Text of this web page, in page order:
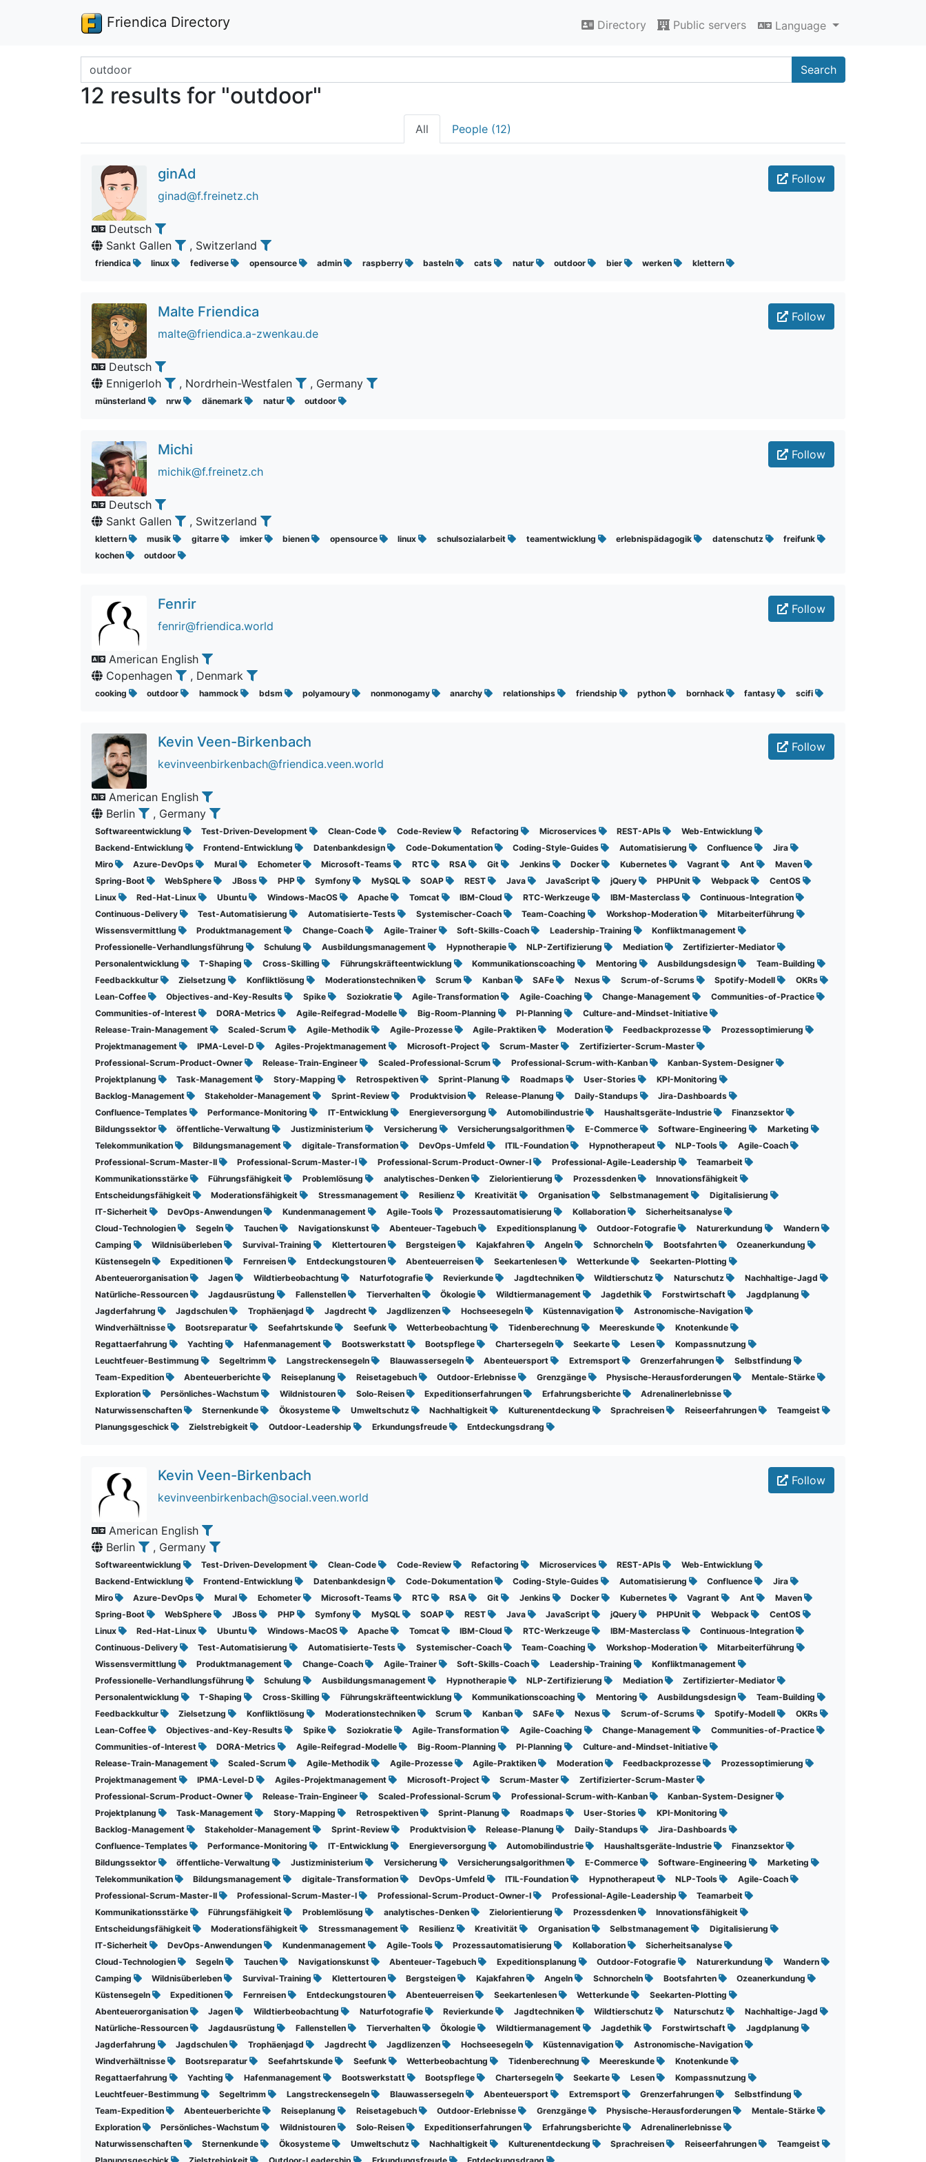
Friendica Directory Directory Public servers Language
Search terms Search
12 results for "outdoor"
All People (12)
Follow
ginAd
ginad@f.freinetz.ch
Deutsch
Sankt Gallen
, Switzerland
friendica linux fediverse opensource admin raspberry basteln cats natur outdoor bier werken klettern
Follow
Malte Friendica
malte@friendica.a-zwenkau.de
Deutsch
Ennigerloh
, Nordrhein-Westfalen , Germany
münsterland nrw dänemark natur outdoor
Follow
Michi
michik@f.freinetz.ch
Deutsch
Sankt Gallen
, Switzerland
klettern musik gitarre imker bienen opensource linux schulsozialarbeit teamentwicklung erlebnispädagogik datenschutz
freifunk
kochen
outdoor
Follow
Fenrir
fenrir@friendica.world
American English
Copenhagen
, Denmark
cooking outdoor hammock bdsm polyamoury nonmonogamy anarchy relationships friendship python bornhack fantasy scifi
Follow
Kevin Veen-Birkenbach
kevinveenbirkenbach@friendica.veen.world
American English
Berlin
, Germany
Softwareentwicklung Test-Driven-Development Clean-Code Code-Review Refactoring Microservices REST-APIs
Web-Entwicklung
Backend-Entwicklung
Frontend-Entwicklung Datenbankdesign Code-Dokumentation Coding-Style-Guides Automatisierung Confluence
Jira
Miro
Azure-DevOps Mural Echometer Microsoft-Teams RTC RSA Git Jenkins Docker Kubernetes Vagrant Ant
Maven
Spring-Boot
WebSphere JBoss PHP Symfony MySQL SOAP REST Java JavaScript jQuery PHPUnit Webpack
CentOS
Linux
Red-Hat-Linux Ubuntu Windows-MacOS Apache Tomcat IBM-Cloud RTC-Werkzeuge IBM-Masterclass
Continuous-Integration
Continuous-Delivery
Test-Automatisierung Automatisierte-Tests Systemischer-Coach Team-Coaching Workshop-Moderation
Mitarbeiterführung
Wissensvermittlung
Produktmanagement Change-Coach Agile-Trainer Soft-Skills-Coach Leadership-Training
Konfliktmanagement
Professionelle-Verhandlungsführung
Schulung Ausbildungsmanagement Hypnotherapie NLP-Zertifizierung Mediation
Zertifizierter-Mediator
Personalentwicklung
T-Shaping Cross-Skilling Führungskräfteentwicklung Kommunikationscoaching Mentoring Ausbildungsdesign
Team-Building
Feedbackkultur
Zielsetzung Konfliktlösung Moderationstechniken Scrum Kanban SAFe Nexus Scrum-of-Scrums Spotify-Modell
OKRs
Lean-Coffee
Objectives-and-Key-Results Spike Soziokratie Agile-Transformation Agile-Coaching Change-Management
Communities-of-Practice
Communities-of-Interest
DORA-Metrics Agile-Reifegrad-Modelle Big-Room-Planning PI-Planning
Culture-and-Mindset-Initiative
Release-Train-Management
Scaled-Scrum Agile-Methodik Agile-Prozesse Agile-Praktiken Moderation Feedbackprozesse
Prozessoptimierung
Projektmanagement
IPMA-Level-D Agiles-Projektmanagement Microsoft-Project Scrum-Master
Zertifizierter-Scrum-Master
Professional-Scrum-Product-Owner
Release-Train-Engineer Scaled-Professional-Scrum Professional-Scrum-with-Kanban
Kanban-System-Designer
Projektplanung
Task-Management Story-Mapping Retrospektiven Sprint-Planung Roadmaps User-Stories
KPI-Monitoring
Backlog-Management
Stakeholder-Management Sprint-Review Produktvision Release-Planung Daily-Standups
Jira-Dashboards
Confluence-Templates
Performance-Monitoring IT-Entwicklung Energieversorgung Automobilindustrie Haushaltsgeräte-Industrie
Finanzsektor
Bildungssektor
öffentliche-Verwaltung Justizministerium Versicherung Versicherungsalgorithmen E-Commerce Software-Engineering
Marketing
Telekommunikation
Bildungsmanagement digitale-Transformation DevOps-Umfeld ITIL-Foundation Hypnotherapeut NLP-Tools
Agile-Coach
Professional-Scrum-Master-II
Professional-Scrum-Master-I Professional-Scrum-Product-Owner-I Professional-Agile-Leadership
Teamarbeit
Kommunikationsstärke
Führungsfähigkeit Problemlösung analytisches-Denken Zielorientierung Prozessdenken
Innovationsfähigkeit
Entscheidungsfähigkeit
Moderationsfähigkeit Stressmanagement Resilienz Kreativität Organisation Selbstmanagement
Digitalisierung
IT-Sicherheit
DevOps-Anwendungen Kundenmanagement Agile-Tools Prozessautomatisierung Kollaboration
Sicherheitsanalyse
Cloud-Technologien
Segeln Tauchen Navigationskunst Abenteuer-Tagebuch Expeditionsplanung Outdoor-Fotografie Naturerkundung
Wandern
Camping
Wildnisüberleben Survival-Training Klettertouren Bergsteigen Kajakfahren Angeln Schnorcheln Bootsfahrten
Ozeanerkundung
Küstensegeln
Expeditionen Fernreisen Entdeckungstouren Abenteuerreisen Seekartenlesen Wetterkunde
Seekarten-Plotting
Abenteuerorganisation
Jagen Wildtierbeobachtung Naturfotografie Revierkunde Jagdtechniken Wildtierschutz Naturschutz
Nachhaltige-Jagd
Natürliche-Ressourcen
Jagdausrüstung Fallenstellen Tierverhalten Ökologie Wildtiermanagement Jagdethik Forstwirtschaft
Jagdplanung
Jagderfahrung
Jagdschulen Trophäenjagd Jagdrecht Jagdlizenzen Hochseesegeln Küstennavigation
Astronomische-Navigation
Windverhältnisse
Bootsreparatur Seefahrtskunde Seefunk Wetterbeobachtung Tidenberechnung Meereskunde
Knotenkunde
Regattaerfahrung
Yachting Hafenmanagement Bootswerkstatt Bootspflege Chartersegeln Seekarte Lesen
Kompassnutzung
Leuchtfeuer-Bestimmung
Segeltrimm Langstreckensegeln Blauwassersegeln Abenteuersport Extremsport Grenzerfahrungen
Selbstfindung
Team-Expedition
Abenteuerberichte Reiseplanung Reisetagebuch Outdoor-Erlebnisse Grenzgänge Physische-Herausforderungen
Mentale-Stärke
Exploration
Persönliches-Wachstum Wildnistouren Solo-Reisen Expeditionserfahrungen Erfahrungsberichte
Adrenalinerlebnisse
Naturwissenschaften
Sternenkunde Ökosysteme Umweltschutz Nachhaltigkeit Kulturenentdeckung Sprachreisen Reiseerfahrungen
Teamgeist
Planungsgeschick
Zielstrebigkeit Outdoor-Leadership Erkundungsfreude Entdeckungsdrang
Follow
Kevin Veen-Birkenbach
kevinveenbirkenbach@social.veen.world
American English
Berlin
, Germany
Softwareentwicklung Test-Driven-Development Clean-Code Code-Review Refactoring Microservices REST-APIs
Web-Entwicklung
Backend-Entwicklung
Frontend-Entwicklung Datenbankdesign Code-Dokumentation Coding-Style-Guides Automatisierung Confluence
Jira
Miro
Azure-DevOps Mural Echometer Microsoft-Teams RTC RSA Git Jenkins Docker Kubernetes Vagrant Ant
Maven
Spring-Boot
WebSphere JBoss PHP Symfony MySQL SOAP REST Java JavaScript jQuery PHPUnit Webpack
CentOS
Linux
Red-Hat-Linux Ubuntu Windows-MacOS Apache Tomcat IBM-Cloud RTC-Werkzeuge IBM-Masterclass
Continuous-Integration
Continuous-Delivery
Test-Automatisierung Automatisierte-Tests Systemischer-Coach Team-Coaching Workshop-Moderation
Mitarbeiterführung
Wissensvermittlung
Produktmanagement Change-Coach Agile-Trainer Soft-Skills-Coach Leadership-Training
Konfliktmanagement
Professionelle-Verhandlungsführung
Schulung Ausbildungsmanagement Hypnotherapie NLP-Zertifizierung Mediation
Zertifizierter-Mediator
Personalentwicklung
T-Shaping Cross-Skilling Führungskräfteentwicklung Kommunikationscoaching Mentoring Ausbildungsdesign
Team-Building
Feedbackkultur
Zielsetzung Konfliktlösung Moderationstechniken Scrum Kanban SAFe Nexus Scrum-of-Scrums Spotify-Modell
OKRs
Lean-Coffee
Objectives-and-Key-Results Spike Soziokratie Agile-Transformation Agile-Coaching Change-Management
Communities-of-Practice
Communities-of-Interest
DORA-Metrics Agile-Reifegrad-Modelle Big-Room-Planning PI-Planning
Culture-and-Mindset-Initiative
Release-Train-Management
Scaled-Scrum Agile-Methodik Agile-Prozesse Agile-Praktiken Moderation Feedbackprozesse
Prozessoptimierung
Projektmanagement
IPMA-Level-D Agiles-Projektmanagement Microsoft-Project Scrum-Master
Zertifizierter-Scrum-Master
Professional-Scrum-Product-Owner
Release-Train-Engineer Scaled-Professional-Scrum Professional-Scrum-with-Kanban
Kanban-System-Designer
Projektplanung
Task-Management Story-Mapping Retrospektiven Sprint-Planung Roadmaps User-Stories
KPI-Monitoring
Backlog-Management
Stakeholder-Management Sprint-Review Produktvision Release-Planung Daily-Standups
Jira-Dashboards
Confluence-Templates
Performance-Monitoring IT-Entwicklung Energieversorgung Automobilindustrie Haushaltsgeräte-Industrie
Finanzsektor
Bildungssektor
öffentliche-Verwaltung Justizministerium Versicherung Versicherungsalgorithmen E-Commerce Software-Engineering
Marketing
Telekommunikation
Bildungsmanagement digitale-Transformation DevOps-Umfeld ITIL-Foundation Hypnotherapeut NLP-Tools
Agile-Coach
Professional-Scrum-Master-II
Professional-Scrum-Master-I Professional-Scrum-Product-Owner-I Professional-Agile-Leadership
Teamarbeit
Kommunikationsstärke
Führungsfähigkeit Problemlösung analytisches-Denken Zielorientierung Prozessdenken
Innovationsfähigkeit
Entscheidungsfähigkeit
Moderationsfähigkeit Stressmanagement Resilienz Kreativität Organisation Selbstmanagement
Digitalisierung
IT-Sicherheit
DevOps-Anwendungen Kundenmanagement Agile-Tools Prozessautomatisierung Kollaboration
Sicherheitsanalyse
Cloud-Technologien
Segeln Tauchen Navigationskunst Abenteuer-Tagebuch Expeditionsplanung Outdoor-Fotografie Naturerkundung
Wandern
Camping
Wildnisüberleben Survival-Training Klettertouren Bergsteigen Kajakfahren Angeln Schnorcheln Bootsfahrten
Ozeanerkundung
Küstensegeln
Expeditionen Fernreisen Entdeckungstouren Abenteuerreisen Seekartenlesen Wetterkunde
Seekarten-Plotting
Abenteuerorganisation
Jagen Wildtierbeobachtung Naturfotografie Revierkunde Jagdtechniken Wildtierschutz Naturschutz
Nachhaltige-Jagd
Natürliche-Ressourcen
Jagdausrüstung Fallenstellen Tierverhalten Ökologie Wildtiermanagement Jagdethik Forstwirtschaft
Jagdplanung
Jagderfahrung
Jagdschulen Trophäenjagd Jagdrecht Jagdlizenzen Hochseesegeln Küstennavigation
Astronomische-Navigation
Windverhältnisse
Bootsreparatur Seefahrtskunde Seefunk Wetterbeobachtung Tidenberechnung Meereskunde
Knotenkunde
Regattaerfahrung
Yachting Hafenmanagement Bootswerkstatt Bootspflege Chartersegeln Seekarte Lesen
Kompassnutzung
Leuchtfeuer-Bestimmung
Segeltrimm Langstreckensegeln Blauwassersegeln Abenteuersport Extremsport Grenzerfahrungen
Selbstfindung
Team-Expedition
Abenteuerberichte Reiseplanung Reisetagebuch Outdoor-Erlebnisse Grenzgänge Physische-Herausforderungen
Mentale-Stärke
Exploration
Persönliches-Wachstum Wildnistouren Solo-Reisen Expeditionserfahrungen Erfahrungsberichte
Adrenalinerlebnisse
Naturwissenschaften
Sternenkunde Ökosysteme Umweltschutz Nachhaltigkeit Kulturenentdeckung Sprachreisen Reiseerfahrungen
Teamgeist